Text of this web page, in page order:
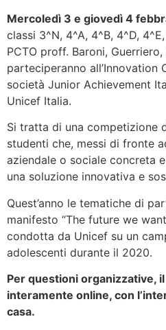
Mercoledì 3 e giovedì 4
classi 3^N, 4^A, 4^B, 4^D,
PCTO proff. Baroni,
parteciperanno all’Innovation
società Junior Achievement
Unicef Italia.
Si tratta di una competizione
studenti che, messi di fronte
aziendale o sociale concreta
una soluzione innovativa e
Quest’anno le tematiche di
manifesto “The future we
condotta da Unicef su un
adolescenti durante il 2020.
Per questioni organizzative,
interamente online, con
casa.